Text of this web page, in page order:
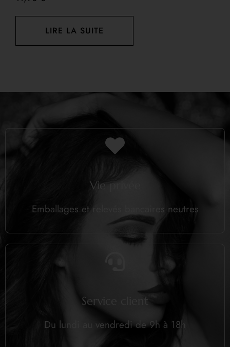
LIRE LA SUITE
Vie privée
Emballages et relevés bancaires neutres
Service client
Du lundi au vendredi de 9h à 18h